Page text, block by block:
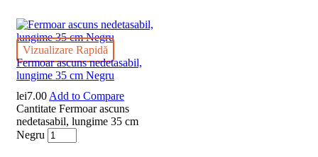
Vizualizare Rapidă
Fermoar ascuns nedetasabil,
lungime 35 cm Negru
lei7.00Add to Compare
Cantitate Fermoar ascuns
nedetasabil, lungime 35 cm
Negru